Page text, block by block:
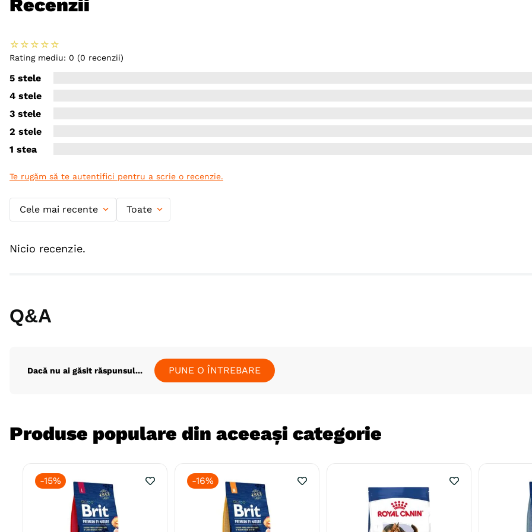
Recenzii
☆ ☆ ☆ ☆ ☆
Rating mediu: 0 (0 recenzii)
5 stele
4 stele
3 stele
2 stele
1 stea
Te rugăm să te autentifici pentru a scrie o recenzie.
Cele mai recente Toate
Nicio recenzie.
Q&A
Dacă nu ai găsit răspunsul... PUNE O ÎNTREBARE
Produse populare din aceeași categorie
-15% -16%